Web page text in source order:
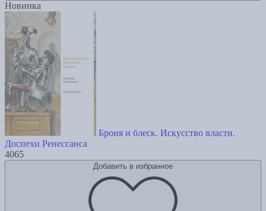
Новинка
Броня и блеск. Искусство власти.
Доспехи Ренессанса
4065
Добавить в избранное